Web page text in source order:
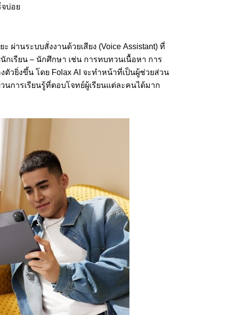
บ่อย
ผ่านระบบสั่งงานด้วยเสียง (Voice Assistant) ที่
เรียน – นักศึกษา เช่น การทบทวนเนื้อหา การ
วยิ่งขึ้น โดย Folax AI จะทำหน้าที่เป็นผู้ช่วยส่วน
การเรียนรู้ที่ตอบโจทย์ผู้เรียนแต่ละคนได้มาก